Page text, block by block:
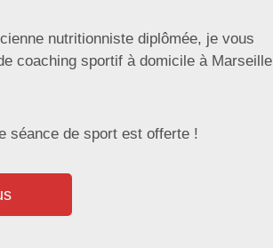
nutritionniste diplômée, je vous
coaching sportif à domicile à Marseille
séance de sport est offerte !